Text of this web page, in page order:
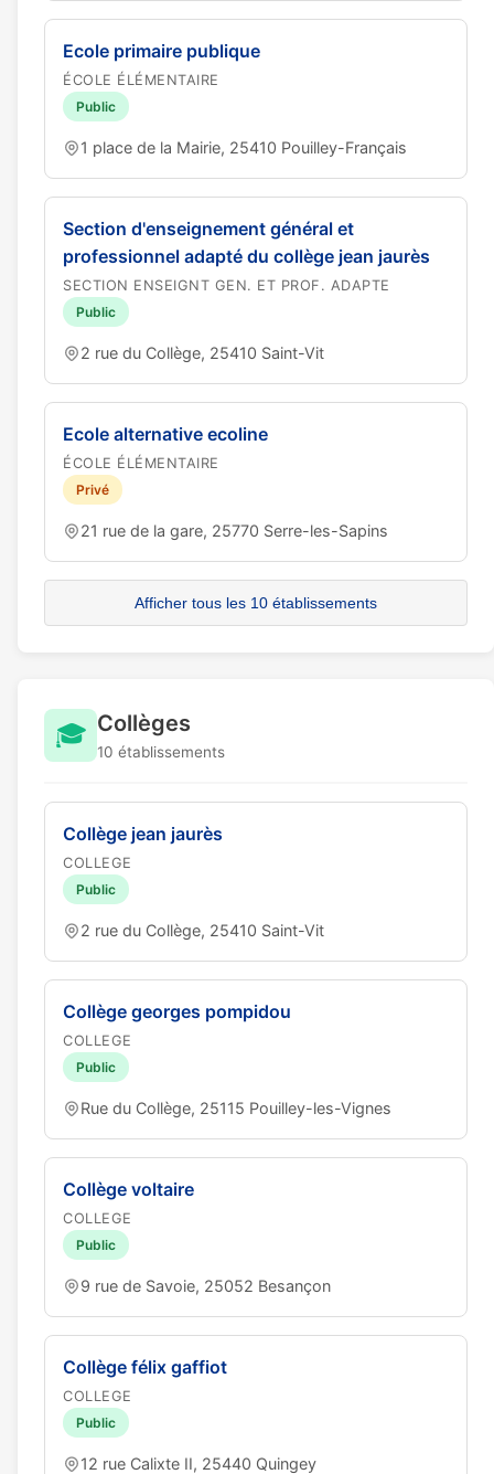
Ecole primaire publique
ÉCOLE ÉLÉMENTAIRE
Public
1 place de la Mairie, 25410 Pouilley-Français
Section d'enseignement général et
professionnel adapté du collège jean jaurès
SECTION ENSEIGNT GEN. ET PROF. ADAPTE
Public
2 rue du Collège, 25410 Saint-Vit
Ecole alternative ecoline
ÉCOLE ÉLÉMENTAIRE
Privé
21 rue de la gare, 25770 Serre-les-Sapins
Afficher tous les 10 établissements
🎓 Collèges
10 établissements
Collège jean jaurès
COLLEGE
Public
2 rue du Collège, 25410 Saint-Vit
Collège georges pompidou
COLLEGE
Public
Rue du Collège, 25115 Pouilley-les-Vignes
Collège voltaire
COLLEGE
Public
9 rue de Savoie, 25052 Besançon
Collège félix gaffiot
COLLEGE
Public
12 rue Calixte II, 25440 Quingey